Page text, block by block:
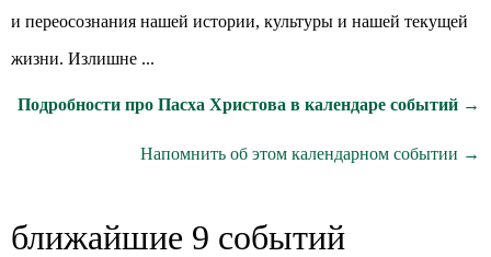
и переосознания нашей истории, культуры и нашей текущей
жизни. Излишне ...
Подробности про Пасха Христова в календаре событий →
Напомнить об этом календарном событии →
ближайшие 9 событий